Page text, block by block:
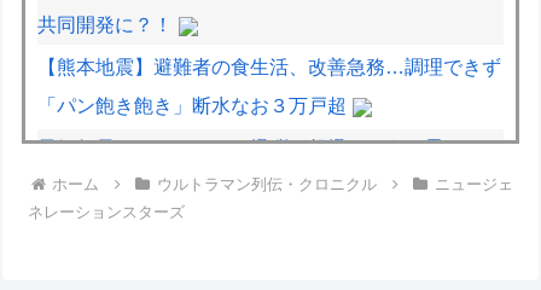
共同開発に？！
【熊本地震】避難者の食生活、改善急務…調理できず
「パン飽き飽き」断水なお３万戸超
元銀行員ワイ、そろそろ爆弾が起爆しそうで震える
ホーム ウルトラマン列伝・クロニクル
ニュージェ
ネレーションスターズ